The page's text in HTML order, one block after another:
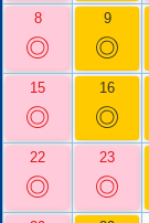
8
◎
9
◎
15
◎
16
◎
22
◎
23
◎